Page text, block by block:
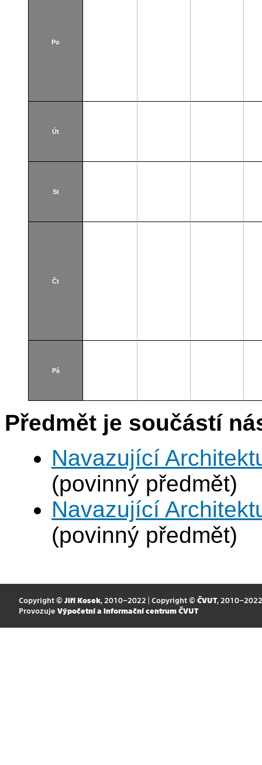
Po
Út
St
Čt
Pá
Předmět je součástí
Navazující
(povinný předmět)
Navazující
(povinný předmět)
Copyright © Jiří Kosek, 2010–2022 | Copyright © ČVUT, 2010–2022
Provozuje Výpočetní a informační centrum ČVUT